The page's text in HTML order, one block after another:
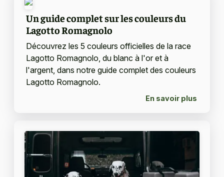
Un guide complet sur les couleurs du
Lagotto Romagnolo
Découvrez les 5 couleurs officielles de la race
Lagotto Romagnolo, du blanc à l'or et à
l'argent, dans notre guide complet des couleurs
Lagotto Romagnolo.
En savoir plus